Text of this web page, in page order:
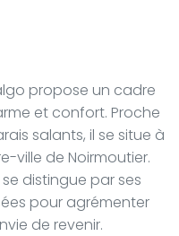
propose un cadre
et confort. Proche
salants, il se situe à
ville de Noirmoutier.
distingue par ses
pour agrémenter
de revenir.